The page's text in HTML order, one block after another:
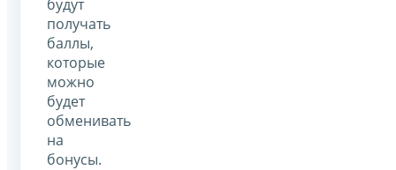
будут
получать
баллы,
которые
можно
будет
обменивать
на
бонусы.